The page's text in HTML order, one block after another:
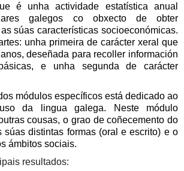
é unha actividade estatística anual
galegos co obxecto de obter
súas características socioeconómicas.
unha primeira de carácter xeral que
deseñada para recoller información
e unha segunda de carácter
módulos específicos está dedicado ao
da lingua galega. Neste módulo
cousas, o grao de coñecemento do
súas distintas formas (oral e escrito) e o
ámbitos sociais.
resultados: